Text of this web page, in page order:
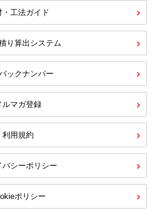
・工法ガイド
り算出システム
ックナンバー
ルマガ登録
利用規約
バシーポリシー
ポリシー